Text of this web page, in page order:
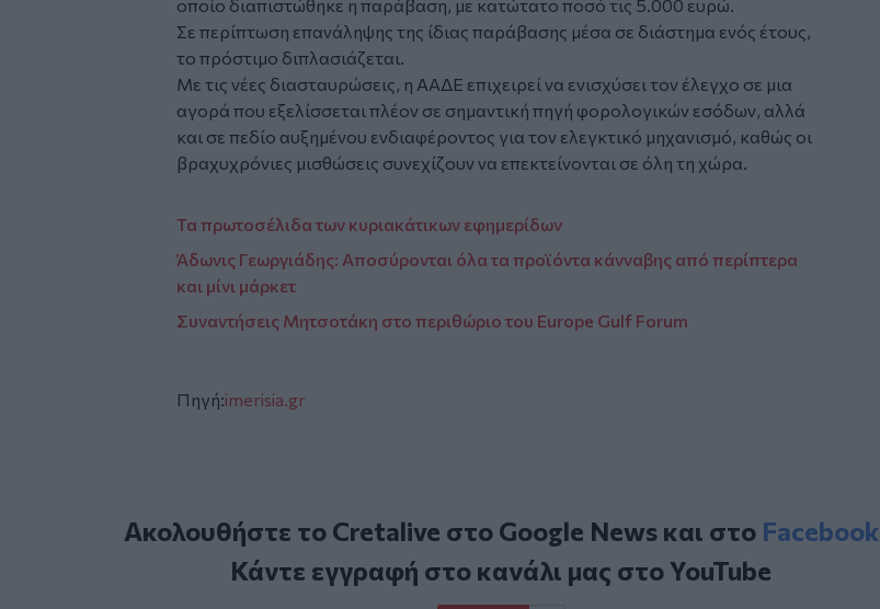
οποίο διαπιστώθηκε η παράβαση, με κατώτατο ποσό τις 5.000 ευρώ.
Σε περίπτωση επανάληψης της ίδιας παράβασης μέσα σε διάστημα ενός έτους,
το πρόστιμο διπλασιάζεται.
Με τις νέες διασταυρώσεις, η ΑΑΔΕ επιχειρεί να ενισχύσει τον έλεγχο σε μια
αγορά που εξελίσσεται πλέον σε σημαντική πηγή φορολογικών εσόδων, αλλά
και σε πεδίο αυξημένου ενδιαφέροντος για τον ελεγκτικό μηχανισμό, καθώς οι
βραχυχρόνιες μισθώσεις συνεχίζουν να επεκτείνονται σε όλη τη χώρα.
Τα πρωτοσέλιδα των κυριακάτικων εφημερίδων
Άδωνις Γεωργιάδης: Αποσύρονται όλα τα προϊόντα κάνναβης από περίπτερα
και μίνι μάρκετ
Συναντήσεις Μητσοτάκη στο περιθώριο του Europe Gulf Forum
Πηγή:imerisia.gr
Ακολουθήστε το Cretalive στο Google Newsκαι στο Facebook
Κάντε εγγραφή στο κανάλι μας στοYouTube